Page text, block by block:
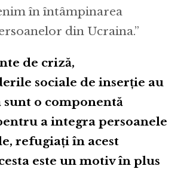
în întâmpinarea
din Ucraina.”
de criză,
sociale de inserție au
sunt o componentă
a integra persoanele
refugiați în acest
este un motiv în plus